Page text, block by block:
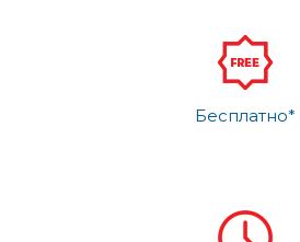
Бесплатно*